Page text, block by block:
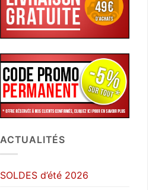
ACTUALITÉS
SOLDES d’été 2026